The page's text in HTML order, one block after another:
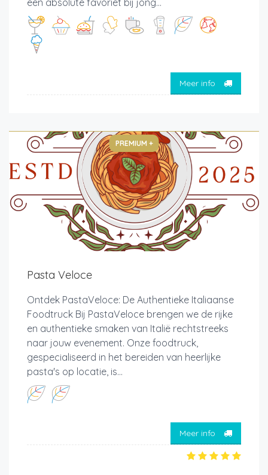
Meer info
PREMIUM +
Pasta Veloce
Ontdek PastaVeloce: De Authentieke Italiaanse
Foodtruck Bij PastaVeloce brengen we de rijke
en authentieke smaken van Italië rechtstreeks
naar jouw evenement. Onze foodtruck,
gespecialiseerd in het bereiden van heerlijke
pasta's op locatie, is...
Meer info